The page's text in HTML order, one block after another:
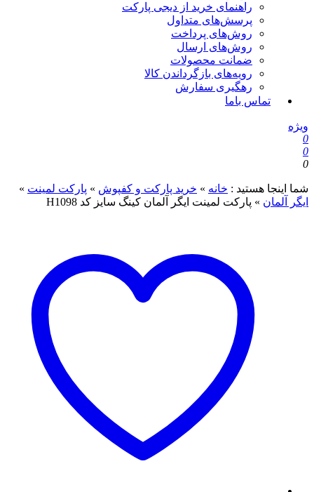
راهنمای خرید از دیجی پارکت
پرسش‌های متداول
روش‌های پرداخت
روش‌های ارسال
ضمانت محصولات
رویه‌های بازگرداندن کالا
رهگیری سفارش
تماس باما
ویژه
0
0
0
شما اینجا هستید : خانه » خرید پارکت و کفپوش » پارکت لمینت »
ایگر آلمان » پارکت لمینت ایگر آلمان کینگ سایز کد H1098